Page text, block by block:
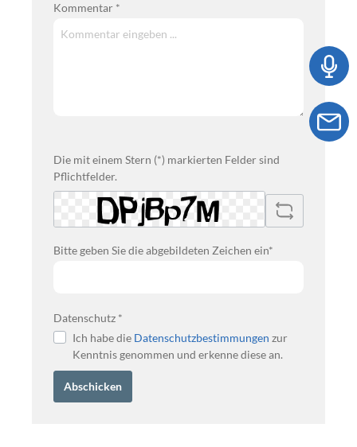
Kommentar *
Die mit einem Stern (*) markierten Felder sind
Pflichtfelder.
Bitte geben Sie die abgebildeten Zeichen ein*
Datenschutz *
Ich habe die Datenschutzbestimmungen zur
Kenntnis genommen und erkenne diese an.
Abschicken